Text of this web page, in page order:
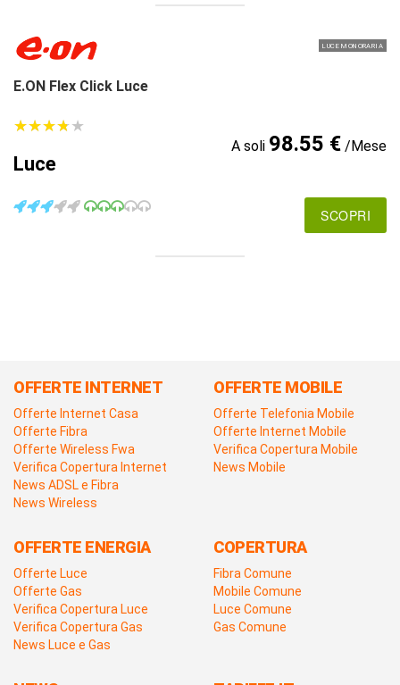
LUCE MONORARIA
E.ON Flex Click Luce
★★★★★
★★★★★
Luce
A soli 98.55 €/Mese
SCOPRI
OFFERTE INTERNET
Offerte Internet Casa
Offerte Fibra
Offerte Wireless Fwa
Verifica Copertura Internet
News ADSL e Fibra
News Wireless
OFFERTE MOBILE
Offerte Telefonia Mobile
Offerte Internet Mobile
Verifica Copertura Mobile
News Mobile
OFFERTE ENERGIA
Offerte Luce
Offerte Gas
Verifica Copertura Luce
Verifica Copertura Gas
News Luce e Gas
COPERTURA
Fibra Comune
Mobile Comune
Luce Comune
Gas Comune